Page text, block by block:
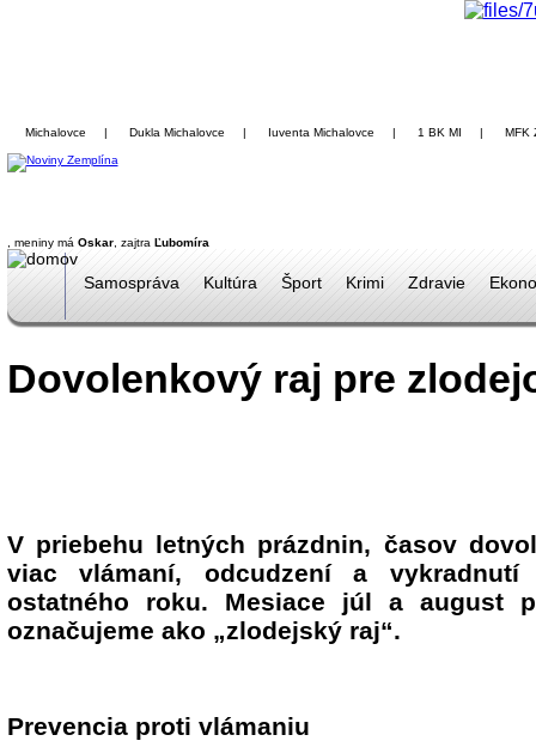
Michalovce | Dukla Michalovce | Iuventa Michalovce | 1 BK MI | MFK
, meniny má Oskar, zajtra Ľubomíra
Samospráva Kultúra Šport Krimi Zdravie
Dovolenkový raj pre
V priebehu letných prázdnin, časov
viac vlámaní, odcudzení a
ostatného roku. Mesiace júl a august
označujeme ako „zlodejský raj“.
Prevencia proti vlámaniu